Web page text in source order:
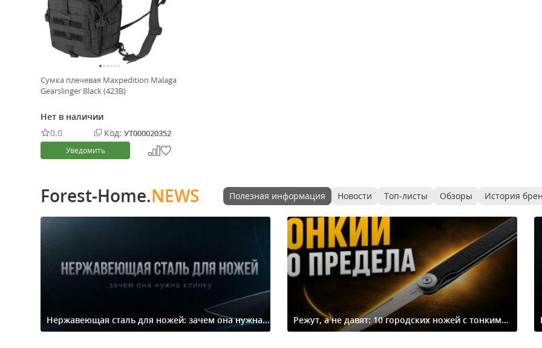
Сумка плечевая Maxpedition Malaga
Gearslinger Black (423B)
Нет в наличии
0.0
Код: УТ000020352
Уведомить
Forest-Home.NEWS Полезная информация Новости Топ-листы Обзоры История
Нержавеющая сталь для ножей: зачем она нужна... Режут, а не давят: 10 городских ножей с тонким...